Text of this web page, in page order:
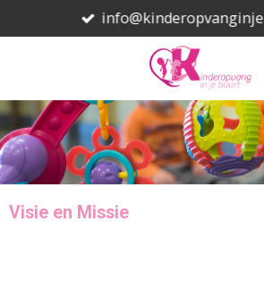
direct
hoofdinhoud
Visie en Missie